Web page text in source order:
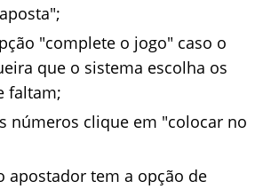
"complete o jogo" caso o
que o sistema escolha os
faltam;
números clique em "colocar no
apostador tem a opção de